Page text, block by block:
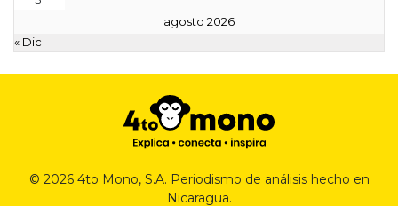
agosto 2026
« Dic
© 2026 4to Mono, S.A. Periodismo de análisis hecho en
Nicaragua.